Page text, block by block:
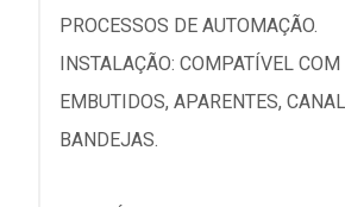
PROCESSOS DE AUTOMAÇÃO.
INSTALAÇÃO: COMPATÍVEL COM
EMBUTIDOS, APARENTES,
BANDEJAS.